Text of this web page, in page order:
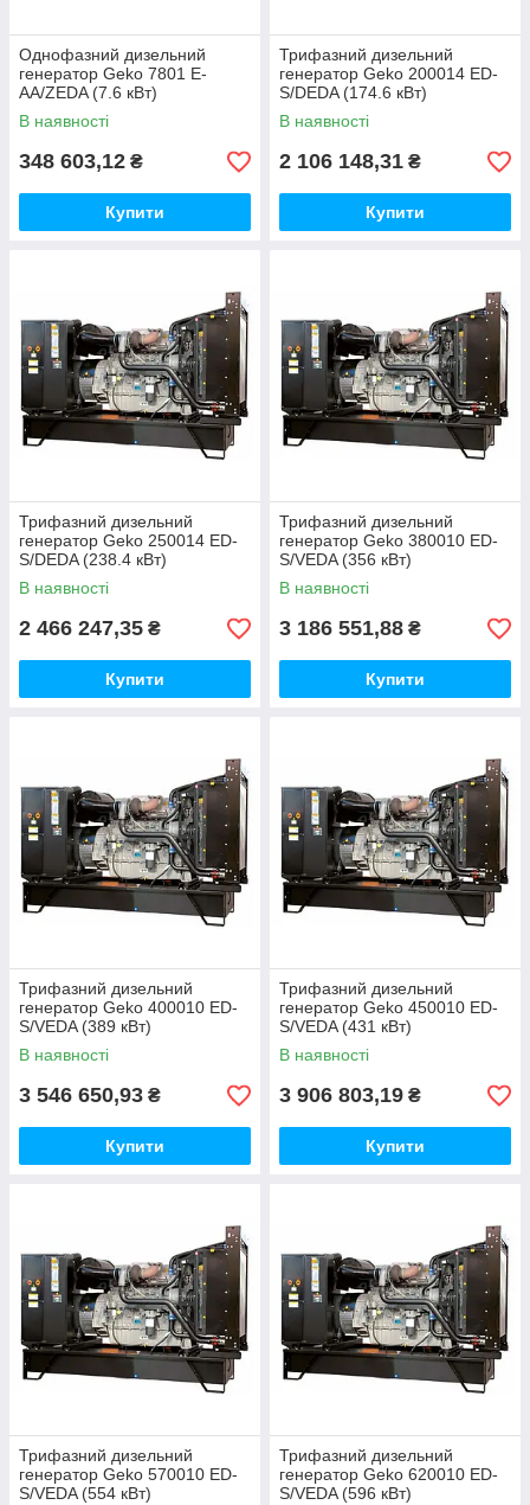
Однофазний дизельний
генератор Geko 7801 E-
AA/ZEDA (7.6 кВт)
В наявності
348 603,12 ₴
Купити
Трифазний дизельний
генератор Geko 200014 ED-
S/DEDA (174.6 кВт)
В наявності
2 106 148,31 ₴
Купити
Трифазний дизельний
генератор Geko 250014 ED-
S/DEDA (238.4 кВт)
В наявності
2 466 247,35 ₴
Купити
Трифазний дизельний
генератор Geko 380010 ED-
S/VEDA (356 кВт)
В наявності
3 186 551,88 ₴
Купити
Трифазний дизельний
генератор Geko 400010 ED-
S/VEDA (389 кВт)
В наявності
3 546 650,93 ₴
Купити
Трифазний дизельний
генератор Geko 450010 ED-
S/VEDA (431 кВт)
В наявності
3 906 803,19 ₴
Купити
Трифазний дизельний
генератор Geko 570010 ED-
S/VEDA (554 кВт)
Трифазний дизельний
генератор Geko 620010 ED-
S/VEDA (596 кВт)